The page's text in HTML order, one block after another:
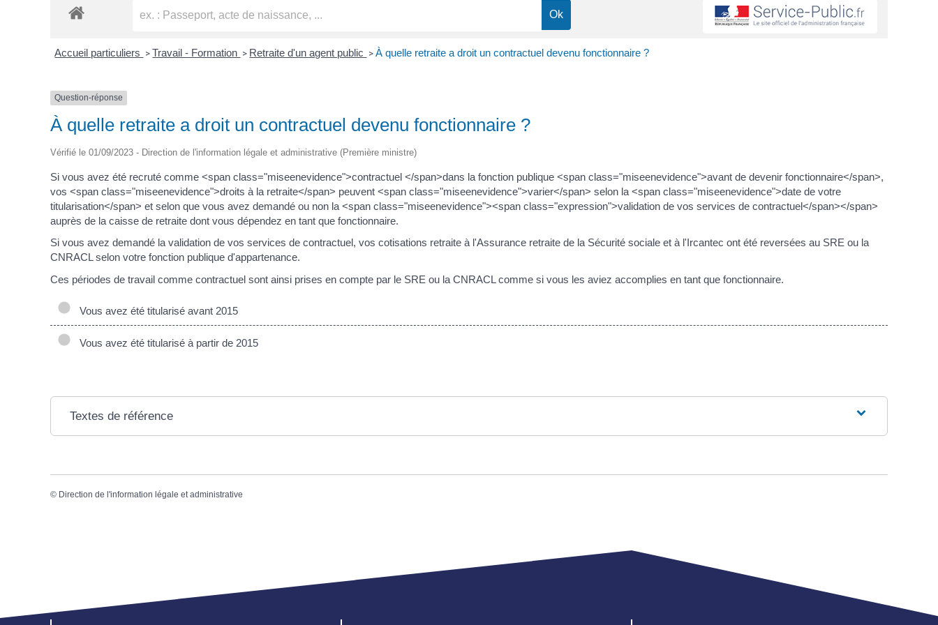
Accueil particuliers > Travail - Formation > Retraite d'un agent public > À quelle retraite a droit un contractuel devenu fonctionnaire ?
Question-réponse
À quelle retraite a droit un contractuel devenu fonctionnaire ?
Vérifié le 01/09/2023 - Direction de l'information légale et administrative (Première ministre)
Si vous avez été recruté comme <span class="miseenevidence">contractuel </span>dans la fonction publique <span class="miseenevidence">avant de devenir fonctionnaire</span>,
vos <span class="miseenevidence">droits à la retraite</span> peuvent <span class="miseenevidence">varier</span> selon la <span class="miseenevidence">date de votre
titularisation</span> et selon que vous avez demandé ou non la <span class="miseenevidence"><span class="expression">validation de vos services de contractuel</span></span>
auprès de la caisse de retraite dont vous dépendez en tant que fonctionnaire.
Si vous avez demandé la validation de vos services de contractuel, vos cotisations retraite à l'Assurance retraite de la Sécurité sociale et à l'Ircantec ont été reversées au SRE ou la
CNRACL selon votre fonction publique d'appartenance.
Ces périodes de travail comme contractuel sont ainsi prises en compte par le SRE ou la CNRACL comme si vous les aviez accomplies en tant que fonctionnaire.
Vous avez été titularisé avant 2015
Vous avez été titularisé à partir de 2015
Textes de référence
© Direction de l'information légale et administrative